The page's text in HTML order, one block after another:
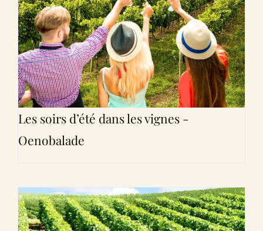
Les soirs d’été dans les vignes -
Oenobalade